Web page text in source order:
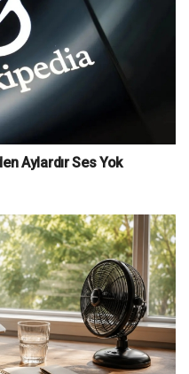
Aylardır Ses Yok